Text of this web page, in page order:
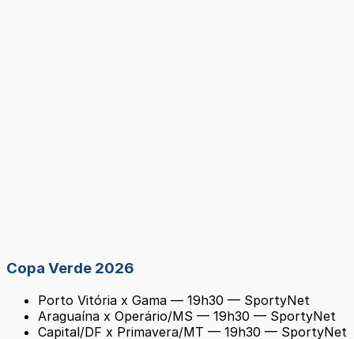
Copa Verde 2026
Porto Vitória x Gama — 19h30 — SportyNet
Araguaína x Operário/MS — 19h30 — SportyNet
Capital/DF x Primavera/MT — 19h30 — SportyNet